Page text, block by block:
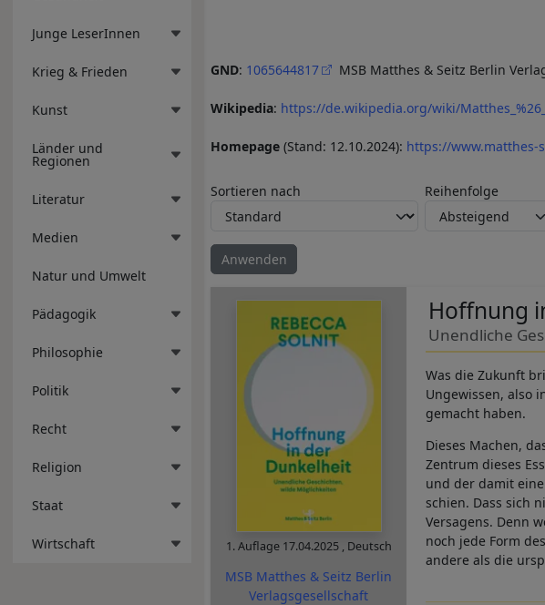
Junge LeserInnen
Krieg & Frieden
Kunst
Länder und
Regionen
Literatur
Medien
Natur und Umwelt
Pädagogik
Philosophie
Politik
Recht
Religion
Staat
Wirtschaft
GND: 1065644817 MSB Matthes & Seitz Berlin
Wikipedia: https://de.wikipedia.org/wiki/
Homepage (Stand: 12.10.2024): https://
Sortieren nach Reihenfolge
1. Auflage 17.04.2025 , Deutsch
MSB Matthes & Seitz Berlin
Verlagsgesellschaft
Hoffnung
Unendliche
Was die Zukunft
Ungewissen, also
gemacht haben.
Dieses Machen,
Zentrum dieses
und der damit
schien. Dass sich
Versagens. Denn
noch jede Form
andere als die